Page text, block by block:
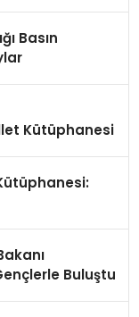
Basın
Kütüphanesi
Buluştu